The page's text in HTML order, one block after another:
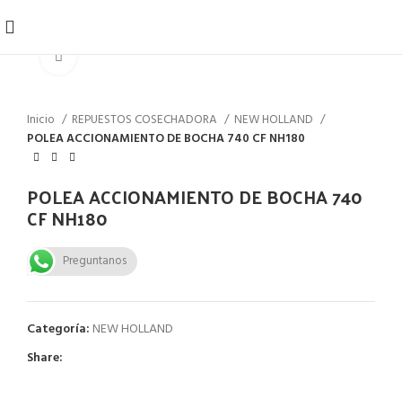
Inicio REPUESTOS COSECHADORA
NEW HOLLAND
POLEA ACCIONAMIENTO DE BOCHA 740 CF NH180
POLEA ACCIONAMIENTO DE BOCHA 740
CF NH180
Preguntanos
Categoría: NEW HOLLAND
Share: